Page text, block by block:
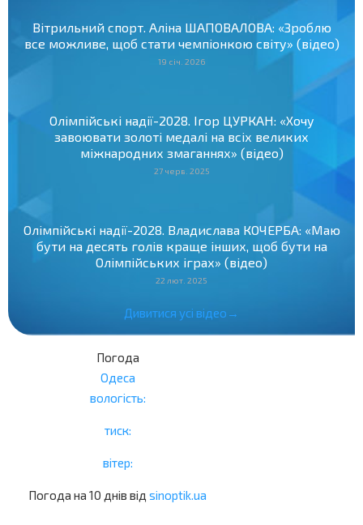
Вітрильний спорт. Аліна ШАПОВАЛОВА: «Зроблю
все можливе, щоб стати чемпіонкою світу» (відео)
19 січ. 2026
Олімпійські надії-2028. Ігор ЦУРКАН: «Хочу
завоювати золоті медалі на всіх великих
міжнародних змаганнях» (відео)
27 черв. 2025
Олімпійські надії-2028. Владислава КОЧЕРБА: «Маю
бути на десять голів краще інших, щоб бути на
Олімпійських іграх» (відео)
22 лют. 2025
Дивитися усі відео→
Погода
Одеса
вологість:
тиск:
вітер:
Погода на 10 днів від sinoptik.ua